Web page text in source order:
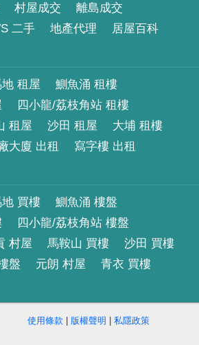
村屋成交
離島成交
二手 地產代理
居屋百科
租屋
鰂魚涌 租樓
四小龍/荔枝角站 租樓
租屋 沙田 租屋
大埔 租樓
大廈 出租
寫字樓 出租
買樓
鰂魚涌 樓盤
四小龍/荔枝角站 樓盤
村屋 馬鞍山 買樓
沙田 買樓
盤 元朗 村屋
青衣 買樓
使用條款 | 版權聲明 | 私隱政策